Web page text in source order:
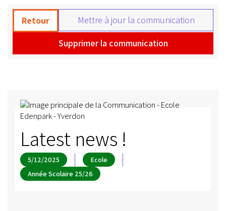
Retour
Mettre à jour la communication
Supprimer la communication
Latest news !
5/12/2025
Ecole
Année Scolaire 25/26